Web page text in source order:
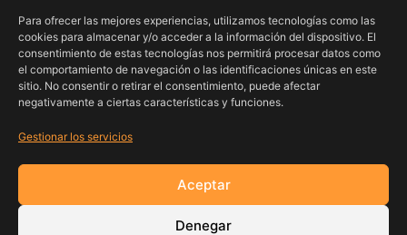
Para ofrecer las mejores experiencias, utilizamos tecnologías como las
cookies para almacenar y/o acceder a la información del dispositivo. El
consentimiento de estas tecnologías nos permitirá procesar datos como
el comportamiento de navegación o las identificaciones únicas en este
sitio. No consentir o retirar el consentimiento, puede afectar
negativamente a ciertas características y funciones.
Gestionar los servicios
Aceptar
Denegar